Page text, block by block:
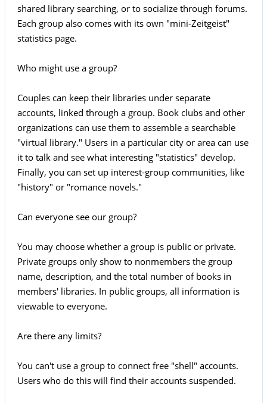
shared library searching, or to socialize through forums.
Each group also comes with its own "mini-Zeitgeist"
statistics page.
Who might use a group?
Couples can keep their libraries under separate
accounts, linked through a group. Book clubs and other
organizations can use them to assemble a searchable
"virtual library." Users in a particular city or area can use
it to talk and see what interesting "statistics" develop.
Finally, you can set up interest-group communities, like
"history" or "romance novels."
Can everyone see our group?
You may choose whether a group is public or private.
Private groups only show to nonmembers the group
name, description, and the total number of books in
members' libraries. In public groups, all information is
viewable to everyone.
Are there any limits?
You can't use a group to connect free "shell" accounts.
Users who do this will find their accounts suspended.